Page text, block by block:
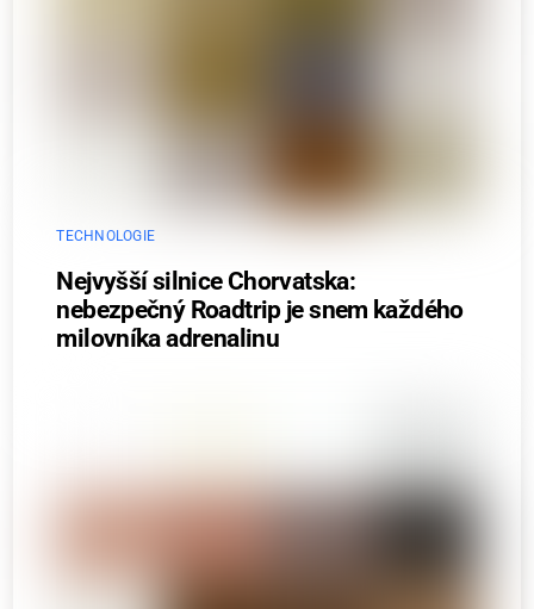
TECHNOLOGIE
Nejvyšší silnice Chorvatska:
nebezpečný Roadtrip je snem každého
milovníka adrenalinu